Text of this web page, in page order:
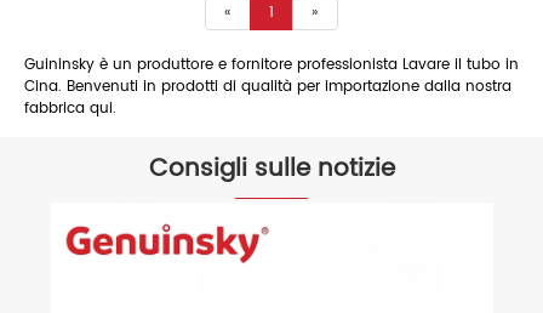
« 1 »
Guininsky è un produttore e fornitore professionista Lavare il tubo in
Cina. Benvenuti in prodotti di qualità per importazione dalla nostra
fabbrica qui.
Consigli sulle notizie